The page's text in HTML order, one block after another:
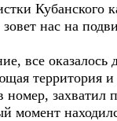
Кубанского
нас на
все оказалось
территория
захватил
момент